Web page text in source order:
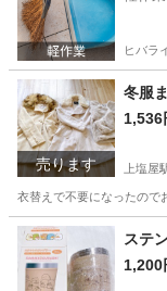
ヒバラ
売ります
冬服
1,536
上塩屋
衣替えで不要になったので
鹿児島 鹿児島市ステ
1,200